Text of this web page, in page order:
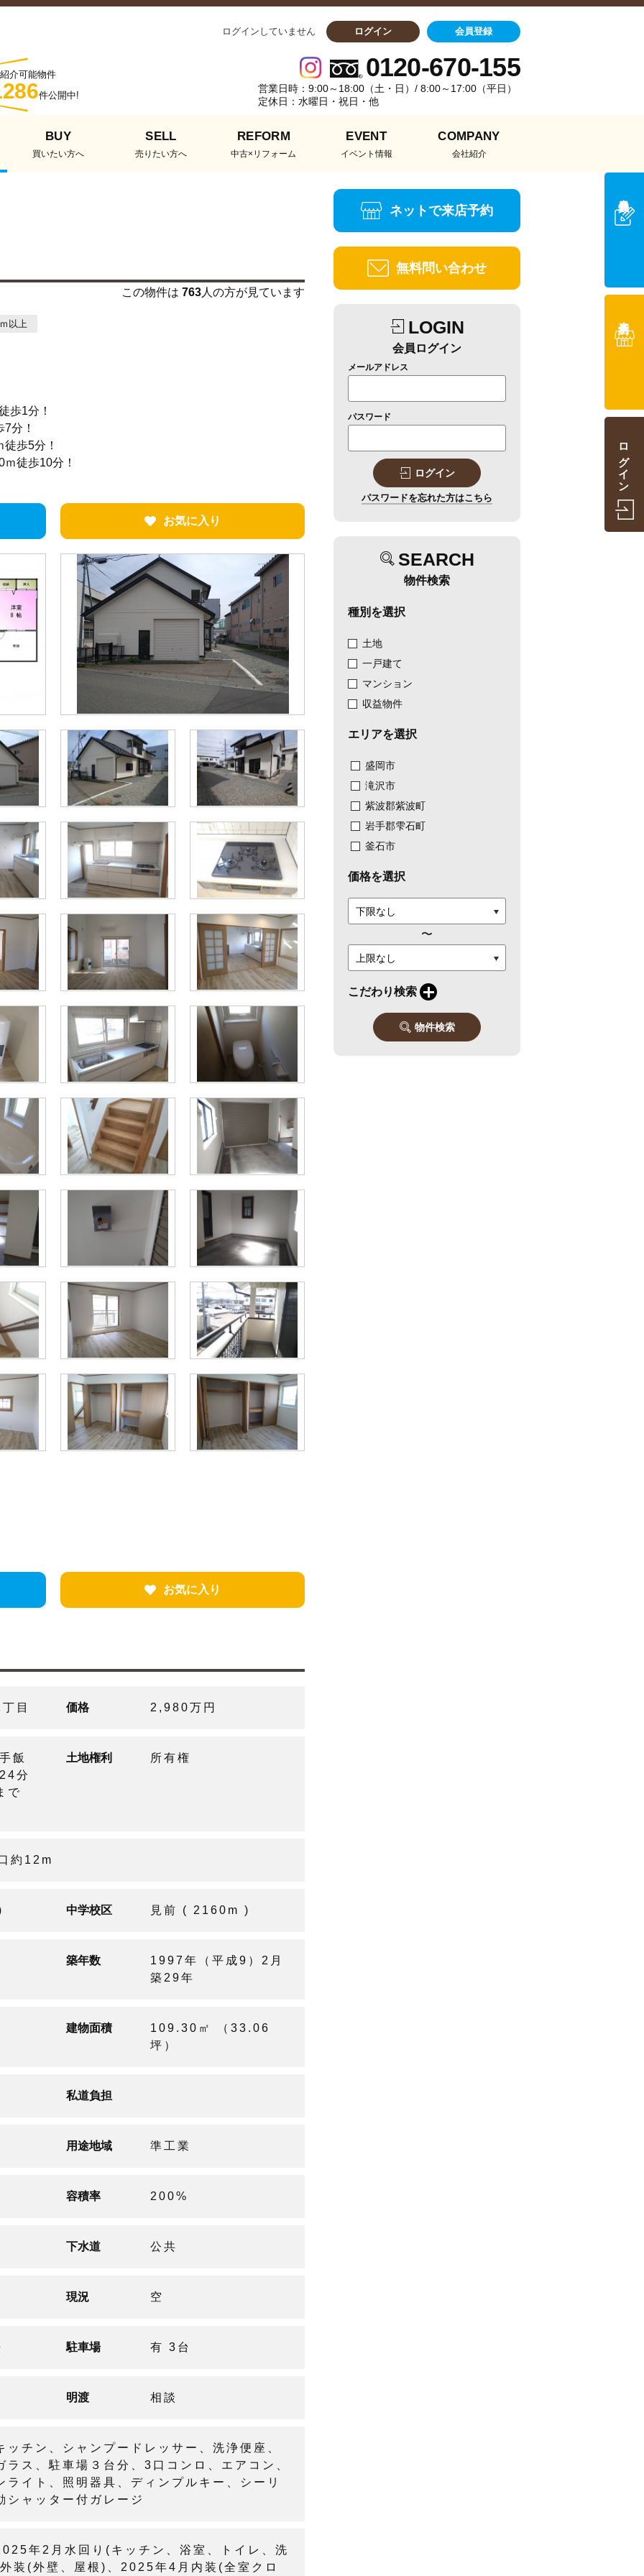
介可能物件
件公開中!
ログインしていません ログイン 会員登録
0120-670-155
営業日時：9:00～18:00（土・日）/ 8:00～17:00（平日）
定休日：水曜日・祝日・他
BUY
買いたい方へ
SELL
売りたい方へ
REFORM
中古×リフォーム
EVENT
イベント情報
COMPANY
会社紹介
ログイン
この物件は 763人の方が見ています
以上
歩1分！
分！
歩5分！
徒歩10分！
お気に入り
お気に入り
目 価格 2,980万円
飯
分
で
土地権利 所有権
約12m
中学校区 見前 ( 2160m )
築年数
1997年（平成9）2月
築29年
建物面積
109.30㎡ （33.06
坪）
私道負担
用途地域 準工業
容積率 200%
下水道 公共
現況 空
駐車場 有 3台
明渡 相談
ッチン、シャンプードレッサー、洗浄便座、
ラス、駐車場３台分、3口コンロ、エアコン、
ライト、照明器具、ディンプルキー、シーリ
シャッター付ガレージ
年2月水回り(キッチン、浴室、トイレ、洗
装(外壁、屋根)、2025年4月内装(全室クロ
ネットで来店予約
無料問い合わせ
LOGIN
会員ログイン
メールアドレス
パスワード
ログイン
パスワードを忘れた方はこちら
SEARCH
物件検索
種別を選択
土地
一戸建て
マンション
収益物件
エリアを選択
盛岡市
滝沢市
紫波郡紫波町
岩手郡雫石町
釜石市
価格を選択
〜
こだわり検索
物件検索